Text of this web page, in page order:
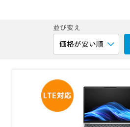
並び変え